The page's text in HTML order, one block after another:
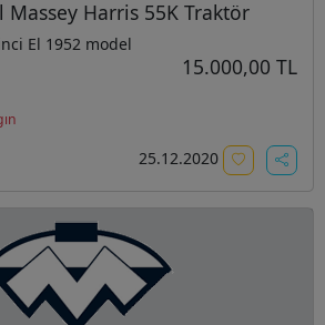
Massey Harris 55K Traktör
El 1952 model
15.000,00 TL
25.12.2020